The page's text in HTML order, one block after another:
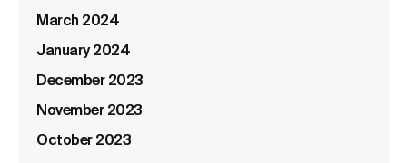
March 2024
January 2024
December 2023
November 2023
October 2023